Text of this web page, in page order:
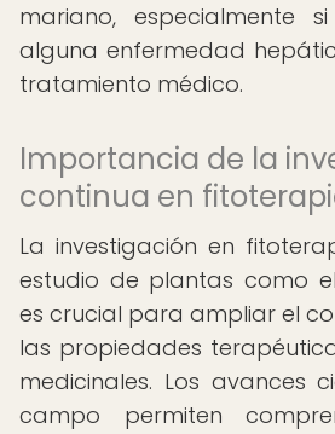
mariano, especialmente
alguna enfermedad
tratamiento médico.
Importancia de la
continua en
La investigación en
estudio de plantas como
es crucial para ampliar el
las propiedades
medicinales. Los avances
campo permiten